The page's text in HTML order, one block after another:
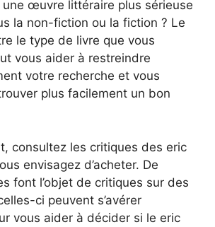
une œuvre littéraire plus sérieuse
la non-fiction ou la fiction ? Le
le type de livre que vous
vous aider à restreindre
votre recherche et vous
plus facilement un bon
consultez les critiques des eric
envisagez d’acheter. De
font l’objet de critiques sur des
ci peuvent s’avérer
vous aider à décider si le eric